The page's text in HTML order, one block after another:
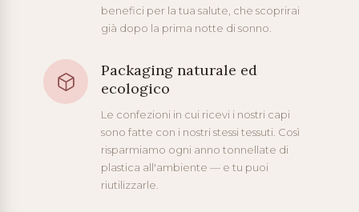
benefici per la tua salute, che scoprirai
già dopo la prima notte di sonno.
Packaging naturale ed
ecologico
Le confezioni in cui ricevi i nostri capi
sono fatte con i nostri stessi tessuti. Così
risparmiamo ogni anno tonnellate di
plastica all'ambiente — e tu puoi
riutilizzarle.